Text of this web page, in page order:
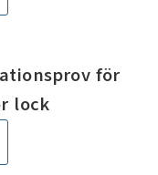
för
lock